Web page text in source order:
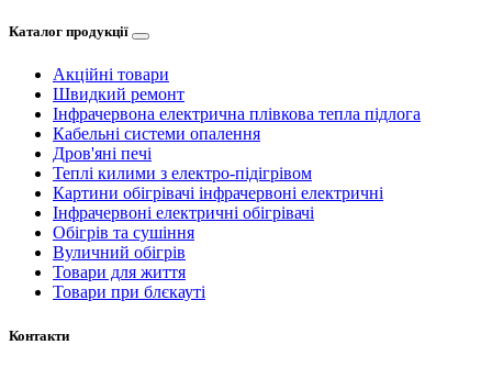
Каталог продукції
Акційні товари
Швидкий ремонт
Інфрачервона електрична плівкова тепла підлога
Кабельні системи опалення
Дров'яні печі
Теплі килими з електро-підігрівом
Картини обігрівачі інфрачервоні електричні
Інфрачервоні електричні обігрівачі
Обігрів та сушіння
Вуличний обігрів
Товари для життя
Товари при блєкауті
Контакти